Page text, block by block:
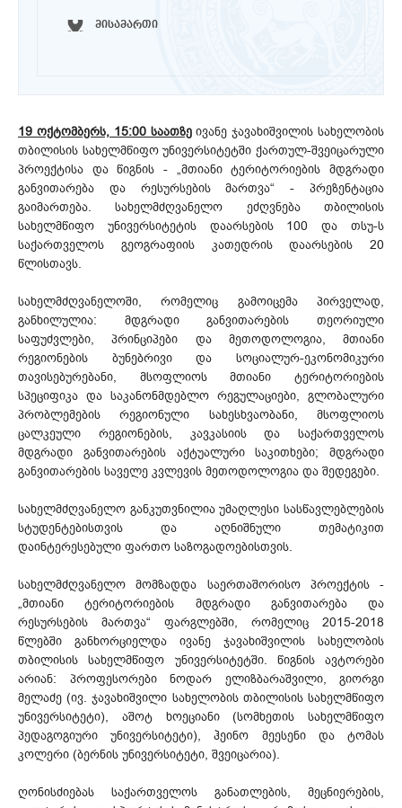
მისამართი
19 ოქტომბერს, 15:00 საათზეივანე ჯავახიშვილის სახელობის
თბილისის სახელმწიფო უნივერსიტეტში ქართულ-შვეიცარული
პროექტისა და წიგნის - „მთიანი ტერიტორიების მდგრადი
განვითარება და რესურსების მართვა“ - პრეზენტაცია
გაიმართება. სახელმძღვანელო ეძღვნება თბილისის
სახელმწიფო უნივერსიტეტის დაარსების 100 და თსუ-ს
საქართველოს გეოგრაფიის კათედრის დაარსების 20
წლისთავს.
სახელმძღვანელოში, რომელიც გამოიცემა პირველად,
განხილულია: მდგრადი განვითარების თეორიული
საფუძვლები, პრინციპები და მეთოდოლოგია, მთიანი
რეგიონების ბუნებრივი და სოციალურ-ეკონომიკური
თავისებურებანი, მსოფლიოს მთიანი ტერიტორიების
სპეციფიკა და საკანონმდებლო რეგულაციები, გლობალური
პრობლემების რეგიონული სახესხვაობანი, მსოფლიოს
ცალკეული რეგიონების, კავკასიის და საქართველოს
მდგრადი განვითარების აქტუალური საკითხები; მდგრადი
განვითარების საველე კვლევის მეთოდოლოგია და შედეგები.
სახელმძღვანელო განკუთვნილია უმაღლესი სასწავლებლების
სტუდენტებისთვის და აღნიშნული თემატიკით
დაინტერესებული ფართო საზოგადოებისთვის.
სახელმძღვანელო მომზადდა საერთაშორისო პროექტის -
„მთიანი ტერიტორიების მდგრადი განვითარება და
რესურსების მართვა“ ფარგლებში, რომელიც 2015-2018
წლებში განხორციელდა ივანე ჯავახიშვილის სახელობის
თბილისის სახელმწიფო უნივერსიტეტში. წიგნის ავტორები
არიან: პროფესორები ნოდარ ელიზბარაშვილი, გიორგი
მელაძე (ივ. ჯავახიშვილი სახელობის თბილისის სახელმწიფო
უნივერსიტეტი), აშოტ ხოეციანი (სომხეთის სახელმწიფო
პედაგოგიური უნივერსიტეტი), ჰეინო მეესენი და ტომას
კოლერი (ბერნის უნივერსიტეტი, შვეიცარია).
ღონისძიებას საქართველოს განათლების, მეცნიერების,